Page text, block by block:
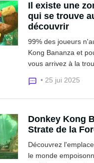
Il existe une
qui se trouve
découvrir
99% des joueurs
Kong Bananza et
vous arrivez à la
• 25 jui 2025
Donkey Kong
Strate de la
Découvrez
le monde